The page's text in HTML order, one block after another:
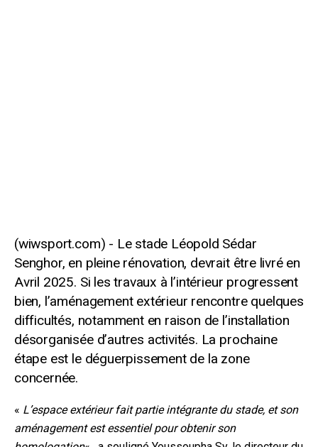
Le stade Léopold Sédar
Senghor, en pleine rénovation, devrait être livré en
Avril 2025. Si les travaux à l’intérieur progressent
bien, l’aménagement extérieur rencontre quelques
difficultés, notamment en raison de l’installation
désorganisée d’autres activités. La prochaine
étape est le déguerpissement de la zone
concernée.
« L’espace extérieur fait partie intégrante du stade, et son
aménagement est essentiel pour obtenir son